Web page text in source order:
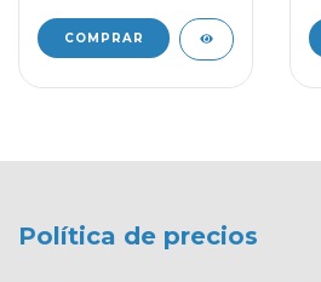
COMPRAR
Política de precios